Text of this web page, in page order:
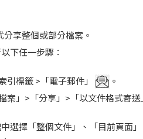
享整個或部分檔案。
下任一步驟：
引標籤 >「電子郵件」
。
案」>「分享」>「以文件格式寄
選擇「整個文件」、「目前頁面